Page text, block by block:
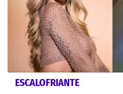
ESCALOFRIANTE